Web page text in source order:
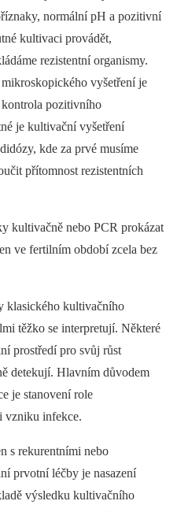
normální pH a pozitivní
kultivaci provádět,
rezistentní organismy.
vyšetření je
pozitivního
je kultivační vyšetření
kde za prvé musíme
přítomnost rezistentních
kultivačně nebo PCR prokázat
ve fertilním období zcela bez
klasického kultivačního
těžko se interpretují. Některé
prostředí pro svůj růst
detekují. Hlavním důvodem
je stanovení role
vzniku infekce.
s rekurentními nebo
prvotní léčby je nasazení
výsledku kultivačního